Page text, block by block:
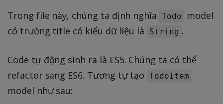
Trong file này, chúng ta định nghĩa Todo
model
có trường title có kiểu dữ liệu là
String .
Code tự động sinh ra là ES5. Chúng ta có thể
refactor sang ES6. Tương tự tạo TodoItem
model như sau: